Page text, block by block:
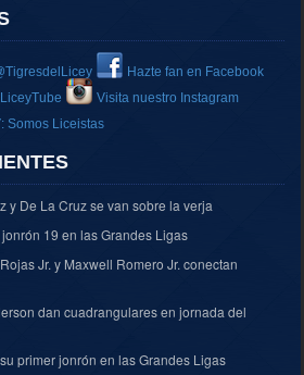
Hazte fan en Facebook
Visita nuestro Instagram
Somos Liceistas
y De La Cruz se van sobre la verja
19 en las Grandes Ligas
Jr. y Maxwell Romero Jr. conectan
dan cuadrangulares en jornada del
primer jonrón en las Grandes Ligas